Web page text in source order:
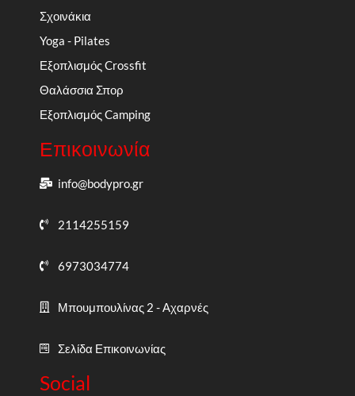
Σχοινάκια
Yoga - Pilates
Εξοπλισμός Crossfit
Θαλάσσια Σπορ
Εξοπλισμός Camping
Επικοινωνία
info@bodypro.gr
2114255159
6973034774
Μπουμπουλίνας 2 - Αχαρνές
Σελίδα Επικοινωνίας
Social